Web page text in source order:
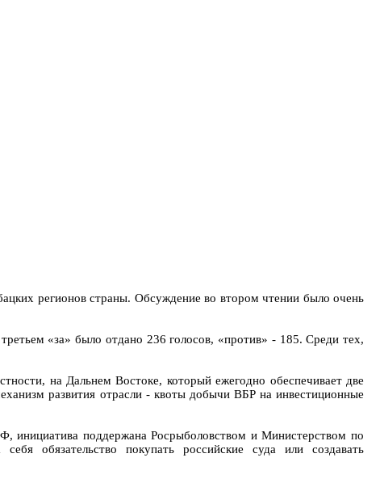
регионов страны. Обсуждение во втором чтении было очень
«за» было отдано 236 голосов, «против» - 185. Среди тех,
на Дальнем Востоке, который ежегодно обеспечивает две
развития отрасли - квоты добычи ВБР на инвестиционные
инициатива поддержана Росрыболовством и Министерством по
обязательство покупать российские суда или создавать